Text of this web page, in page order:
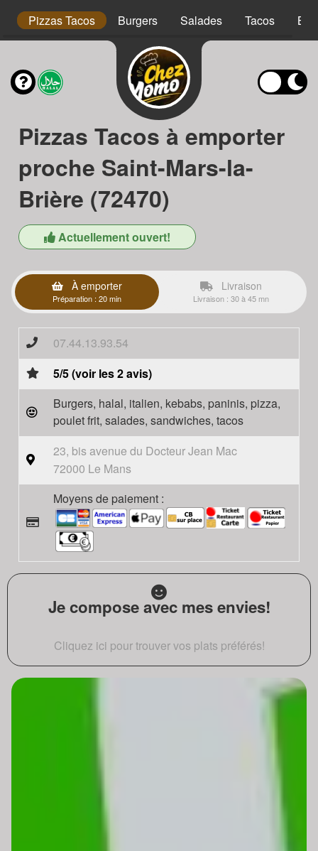
Pizzas Tacos Burgers Salades Tacos
Pizzas Tacos à emporter
proche Saint-Mars-la-
Brière (72470)
Actuellement ouvert!
À emporter
Préparation : 20 min
Livraison
Livraison : 30 à 45 mn
07.44.13.93.54
5/5 (voir les 2 avis)
Burgers, halal, italien, kebabs, paninis, pizza,
poulet frit, salades, sandwiches, tacos
23, bis avenue du Docteur Jean Mac
72000 Le Mans
Moyens de paiement :
Je compose avec mes envies!
Cliquez ici pour trouver vos plats préférés!